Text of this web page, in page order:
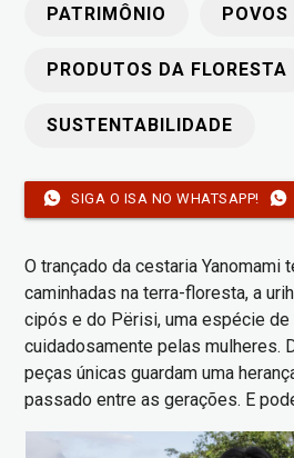
PATRIMÔNIO
PRODUTOS DA FLORESTA
SUSTENTABILIDADE
SIGA O ISA NO WHATSAPP!
O trançado da cestaria Yanomami
caminhadas na terra-floresta, a
cipós e do Përisi, uma espécie
cuidadosamente pelas mulheres.
peças únicas guardam uma
passado entre as gerações. E